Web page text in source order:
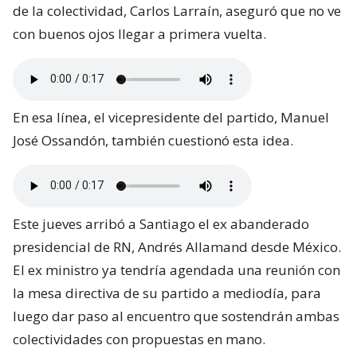
de la colectividad, Carlos Larraín, aseguró que no ve
con buenos ojos llegar a primera vuelta.
En esa línea, el vicepresidente del partido, Manuel
José Ossandón, también cuestionó esta idea.
Este jueves arribó a Santiago el ex abanderado
presidencial de RN, Andrés Allamand desde México.
El ex ministro ya tendría agendada una reunión con
la mesa directiva de su partido a mediodía, para
luego dar paso al encuentro que sostendrán ambas
colectividades con propuestas en mano.